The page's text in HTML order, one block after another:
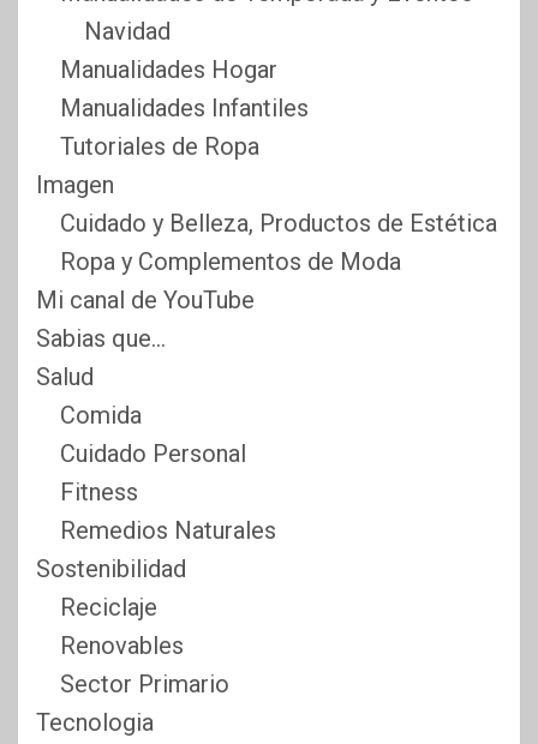
Navidad
Manualidades Hogar
Manualidades Infantiles
Tutoriales de Ropa
Imagen
Cuidado y Belleza, Productos de Estética
Ropa y Complementos de Moda
Mi canal de YouTube
Sabias que…
Salud
Comida
Cuidado Personal
Fitness
Remedios Naturales
Sostenibilidad
Reciclaje
Renovables
Sector Primario
Tecnologia